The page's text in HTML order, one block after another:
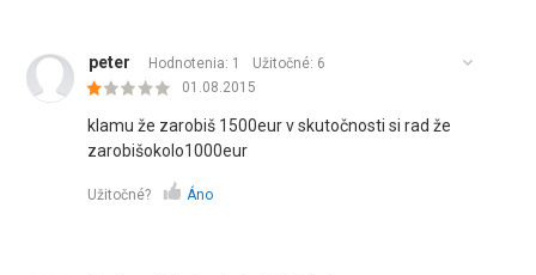
peter Hodnotenia: 1 Užitočné: 6
01.08.2015
klamu že zarobiš 1500eur v skutočnosti si rad že
zarobišokolo1000eur
Užitočné? Áno